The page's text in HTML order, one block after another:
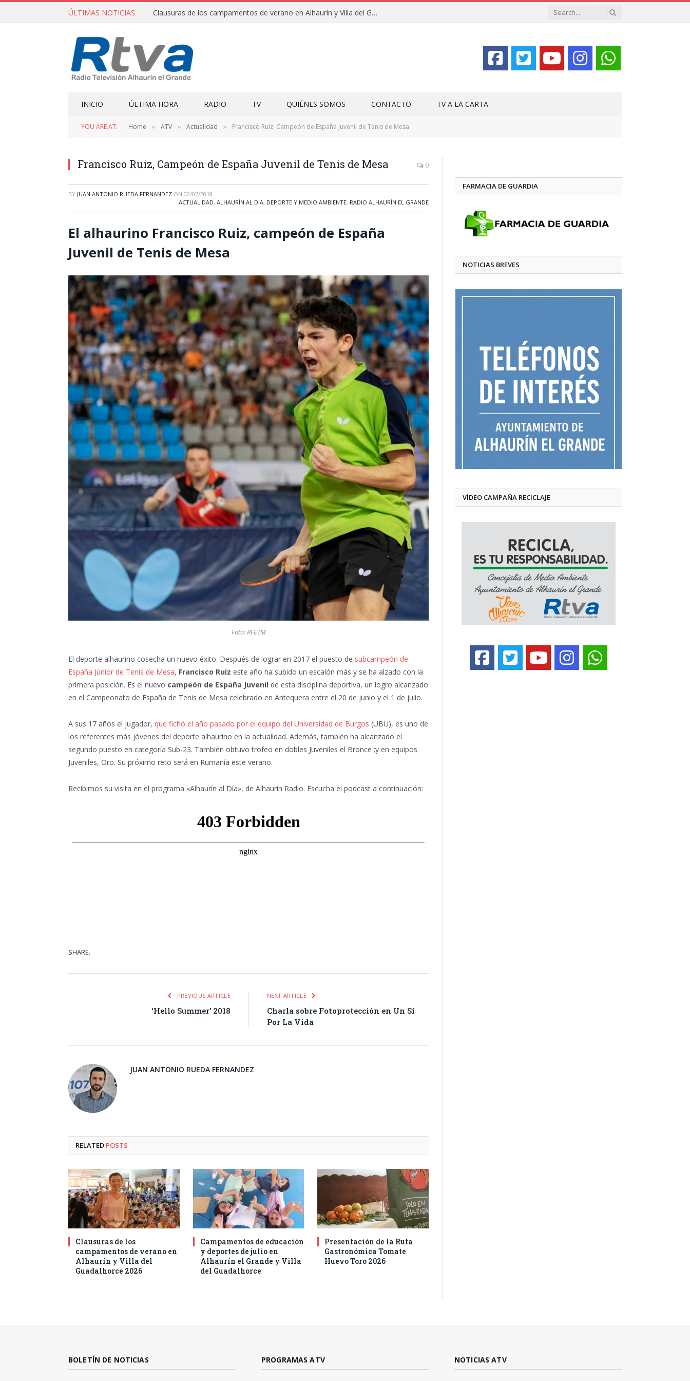
ÚLTIMAS NOTICIAS Clausuras de los campamentos de verano en Alhaurín y Villa del Guadalhorce 2026
INICIO ÚLTIMA HORA RADIO TV QUIÉNES SOMOS CONTACTO TV A LA CARTA
YOU ARE AT: Home » ATV » Actualidad » Francisco Ruiz, Campeón de España Juvenil de Tenis de Mesa
Francisco Ruiz, Campeón de España Juvenil de Tenis de Mesa 0
BY JUAN ANTONIO RUEDA FERNANDEZ ON 02/07/2018
ACTUALIDAD, ALHAURÍN AL DIA, DEPORTE Y MEDIO AMBIENTE, RADIO ALHAURÍN EL GRANDE
El alhaurino Francisco Ruiz, campeón de España
Juvenil de Tenis de Mesa
Foto: RFETM
El deporte alhaurino cosecha un nuevo éxito. Después de lograr en 2017 el puesto de subcampeón de
España Júnior de Tenis de Mesa, Francisco Ruiz este año ha subido un escalón más y se ha alzado con la
primera posición. Es el nuevo campeón de España Juvenil de esta disciplina deportiva, un logro alcanzado
en el Campeonato de España de Tenis de Mesa celebrado en Antequera entre el 20 de junio y el 1 de julio.
A sus 17 años el jugador, que fichó el año pasado por el equipo del Universidad de Burgos (UBU), es uno de
los referentes más jóvenes del deporte alhaurino en la actualidad. Además, también ha alcanzado el
segundo puesto en categoría Sub-23. También obtuvo trofeo en dobles Juveniles el Bronce ;y en equipos
Juveniles, Oro. Su próximo reto será en Rumanía este verano.
Recibimos su visita en el programa «Alhaurín al Día», de Alhaurín Radio. Escucha el podcast a continuación:
SHARE.
PREVIOUS ARTICLE
‘Hello Summer’ 2018
NEXT ARTICLE
Charla sobre Fotoprotección en Un Sí
Por La Vida
JUAN ANTONIO RUEDA FERNANDEZ
RELATED POSTS
Clausuras de los
campamentos de verano en
Alhaurín y Villa del
Guadalhorce 2026
Campamentos de educación
y deportes de julio en
Alhaurín el Grande y Villa
del Guadalhorce
Presentación de la Ruta
Gastronómica Tomate
Huevo Toro 2026
FARMACIA DE GUARDIA
NOTICIAS BREVES
VÍDEO CAMPAÑA RECICLAJE
BOLETÍN DE NOTICIAS PROGRAMAS ATV NOTICIAS ATV